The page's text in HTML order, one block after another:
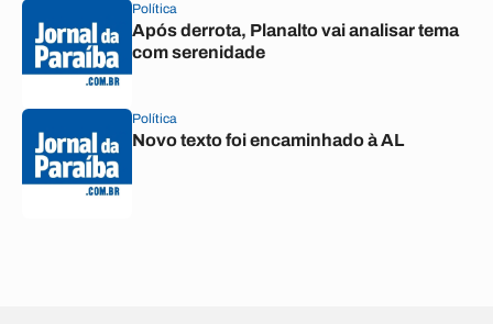
Política
Após derrota, Planalto vai analisar tema
com serenidade
Política
Novo texto foi encaminhado à AL